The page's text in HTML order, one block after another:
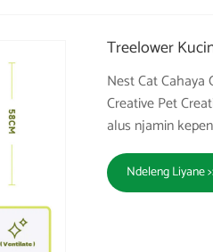
Treelower
Nest Cat
Creative Pet
alus njamin
Ndeleng Liyane